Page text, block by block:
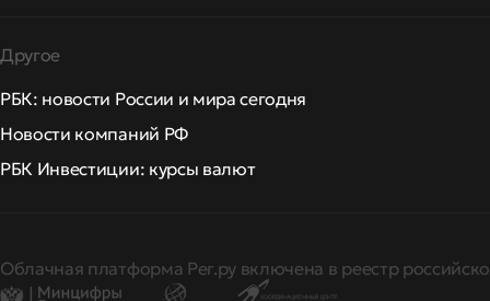
Другое
РБК: новости России и мира сегодня
Новости компаний РФ
РБК Инвестиции: курсы валют
Облачная платформа Рег.ру включена в реестр